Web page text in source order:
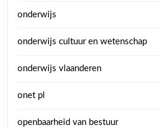
onderwijs
onderwijs cultuur en wetenschap
onderwijs vlaanderen
onet pl
openbaarheid van bestuur